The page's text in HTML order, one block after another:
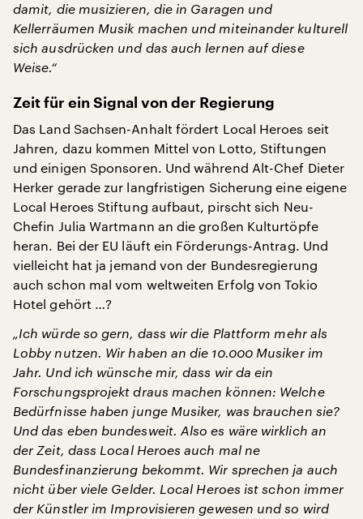
damit, die musizieren, die in Garagen und
Kellerräumen Musik machen und miteinander kulturell
sich ausdrücken und das auch lernen auf diese
Weise.“
Zeit für ein Signal von der Regierung
Das Land Sachsen-Anhalt fördert Local Heroes seit
Jahren, dazu kommen Mittel von Lotto, Stiftungen
und einigen Sponsoren. Und während Alt-Chef Dieter
Herker gerade zur langfristigen Sicherung eine eigene
Local Heroes Stiftung aufbaut, pirscht sich Neu-
Chefin Julia Wartmann an die großen Kulturtöpfe
heran. Bei der EU läuft ein Förderungs-Antrag. Und
vielleicht hat ja jemand von der Bundesregierung
auch schon mal vom weltweiten Erfolg von Tokio
Hotel gehört …?
„Ich würde so gern, dass wir die Plattform mehr als
Lobby nutzen. Wir haben an die 10.000 Musiker im
Jahr. Und ich wünsche mir, dass wir da ein
Forschungsprojekt draus machen können: Welche
Bedürfnisse haben junge Musiker, was brauchen sie?
Und das eben bundesweit.Also es wäre wirklich an
der Zeit, dass Local Heroes auch mal ne
Bundesfinanzierung bekommt. Wir sprechen ja auch
nicht über viele Gelder. Local Heroes ist schon immer
der Künstler im Improvisieren gewesen und so wird